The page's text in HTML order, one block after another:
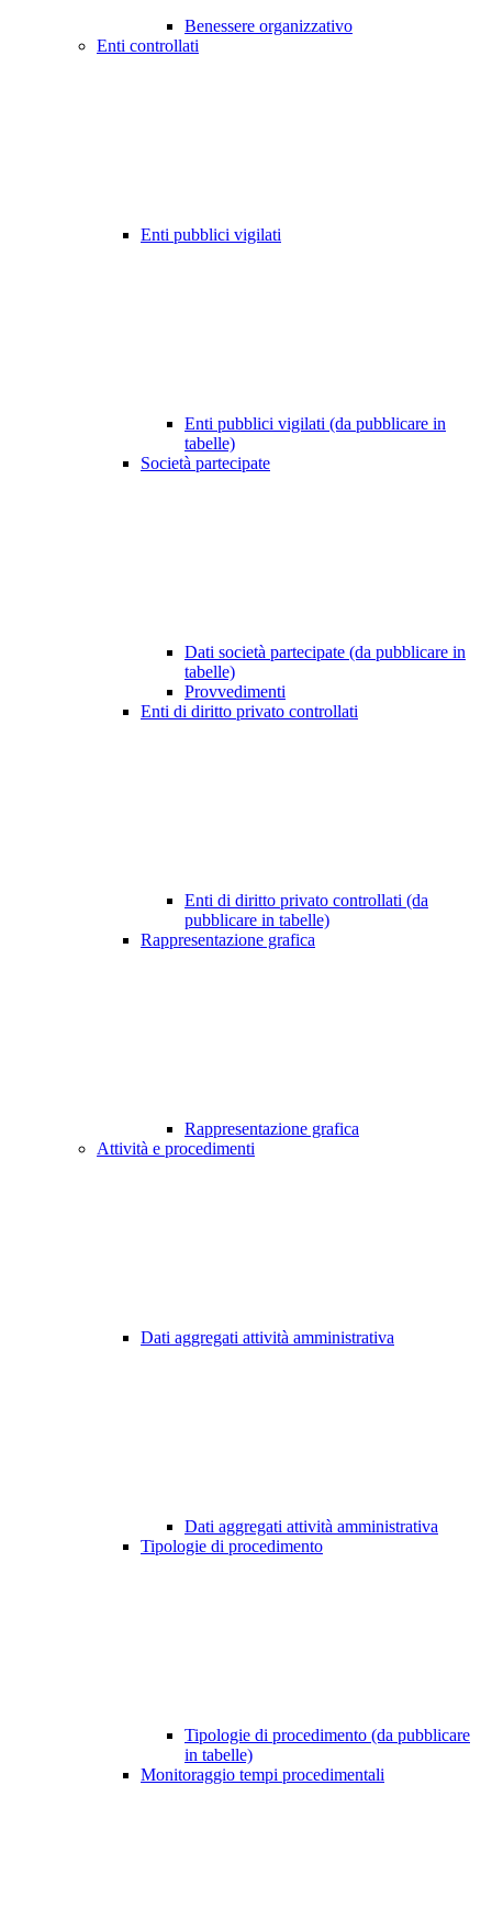
Benessere organizzativo
Enti controllati
Enti pubblici vigilati
Enti pubblici vigilati (da pubblicare in
tabelle)
Società partecipate
Dati società partecipate (da pubblicare in
tabelle)
Provvedimenti
Enti di diritto privato controllati
Enti di diritto privato controllati (da
pubblicare in tabelle)
Rappresentazione grafica
Rappresentazione grafica
Attività e procedimenti
Dati aggregati attività amministrativa
Dati aggregati attività amministrativa
Tipologie di procedimento
Tipologie di procedimento (da pubblicare
in tabelle)
Monitoraggio tempi procedimentali